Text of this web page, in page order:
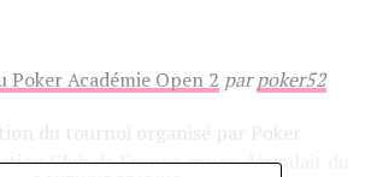
Poker Académie Open 2 parpoker52
du tournoi organisé par Poker
Club de France, qui se déroulait du